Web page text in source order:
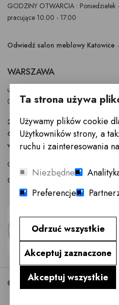
GODZINY OTWARCIA :
pracujące 10.00 - 17.00
Odwiedź salon meblowy Katowice
WARSZAWA
ul. Puławska 326 - budynek Enel-Med
02-819 Warszawa
22 855 40 97
601 777 299
warszawa@innemeble.pl
GODZINY OTWARCIA : Poniedziałek
Odwiedź salon meblowy Warszawa
©2026 InneMeble.pl
Ta strona używa
Używamy plików cookie
Użytkowników strony, a
ruchu i zainteresowania
Niezbędne
Preferencje
Odrzuć wszystkie
Akceptuj zaznaczone
Akceptuj wszystkie